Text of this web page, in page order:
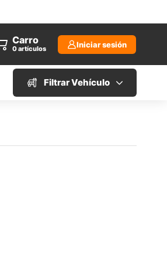
Carro
0artículos Iniciar sesión
Filtrar Vehículo